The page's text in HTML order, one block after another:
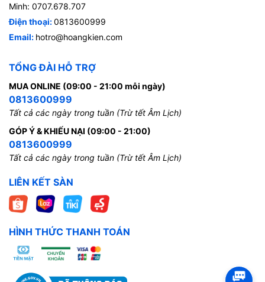
Minh: 0707.678.707
Điện thoại:0813600999
Email: hotro@hoangkien.com
TỔNG ĐÀI HỖ TRỢ
MUA ONLINE (09:00 - 21:00 mỗi ngày)
0813600999
Tất cả các ngày trong tuần (Trừ tết Âm Lịch)
GÓP Ý & KHIẾU NẠI (09:00 - 21:00)
0813600999
Tất cả các ngày trong tuần (Trừ tết Âm Lịch)
LIÊN KẾT SÀN
HÌNH THỨC THANH TOÁN